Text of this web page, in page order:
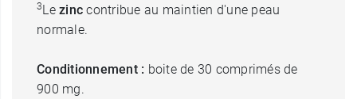
3Le zinc contribue au maintien d'une peau
normale.
Conditionnement : boite de 30 comprimés de
900 mg.